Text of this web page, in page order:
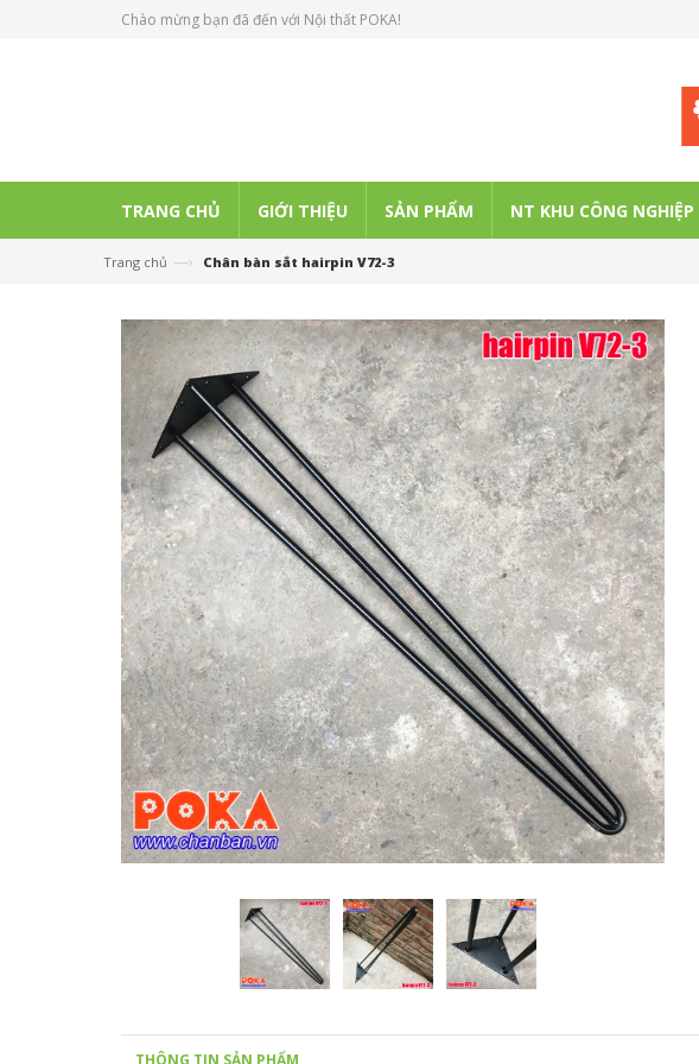
Chào mừng bạn đã đến với Nội thất POKA!
TRANG CHỦ GIỚI THIỆU SẢN PHẨM NT KHU CÔNG NGHIỆP
Trang chủ —› Chân bàn sắt hairpin V72-3
THÔNG TIN SẢN PHẨM